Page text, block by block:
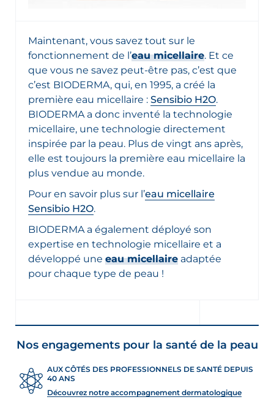
Maintenant, vous savez tout sur le
fonctionnement de l’eau micellaire. Et ce
que vous ne savez peut-être pas, c’est que
c’est BIODERMA, qui, en 1995, a créé la
première eau micellaire : Sensibio H2O.
BIODERMA a donc inventé la technologie
micellaire, une technologie directement
inspirée par la peau. Plus de vingt ans après,
elle est toujours la première eau micellaire la
plus vendue au monde.
Pour en savoir plus sur l’eau micellaire
Sensibio H2O.
BIODERMA a également déployé son
expertise en technologie micellaire et a
développé une eau micellaire adaptée
pour chaque type de peau !
Nos engagements pour la santé de la peau
AUX CÔTÉS DES PROFESSIONNELS DE SANTÉ DEPUIS
40 ANS
Découvrez notre accompagnement dermatologique